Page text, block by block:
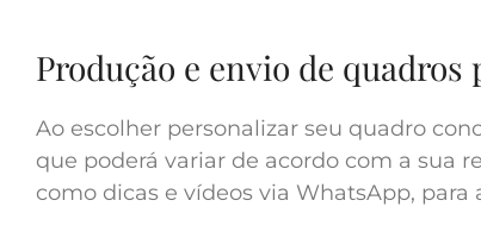
Produção e envio de quadros
Ao escolher personalizar seu quadro
que poderá variar de acordo com a sua
como dicas e vídeos via WhatsApp,